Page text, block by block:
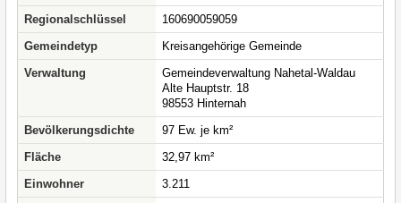
Regionalschlüssel
160690059059
Gemeindetyp
Kreisangehörige Gemeinde
Verwaltung
Gemeindeverwaltung Nahetal-Waldau
Alte Hauptstr. 18
98553 Hinternah
Bevölkerungsdichte
97 Ew. je km²
Fläche
32,97 km²
Einwohner
3.211